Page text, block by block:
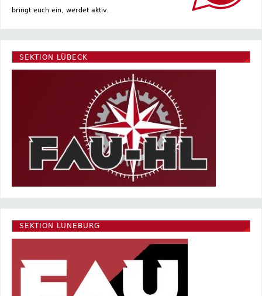
bringt euch ein, werdet aktiv.
SEKTION LÜBECK
SEKTION LÜNEBURG